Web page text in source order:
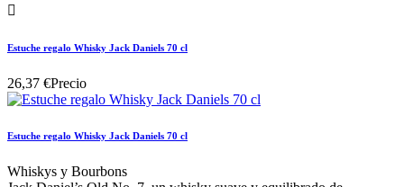

Estuche regalo Whisky Jack Daniels 70 cl
26,37 €Precio
Estuche regalo Whisky Jack Daniels 70 cl
Whiskys y Bourbons